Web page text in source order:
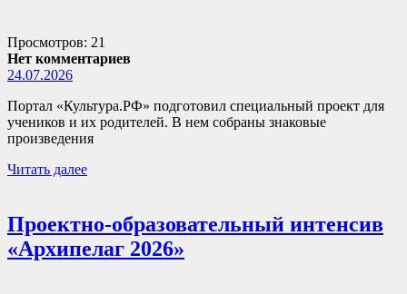
Просмотров: 21
Нет комментариев
24.07.2026
Портал «Культура.РФ» подготовил специальный проект для
учеников и их родителей. В нем собраны знаковые
произведения
Читать далее
Проектно-образовательный интенсив
«Архипелаг 2026»